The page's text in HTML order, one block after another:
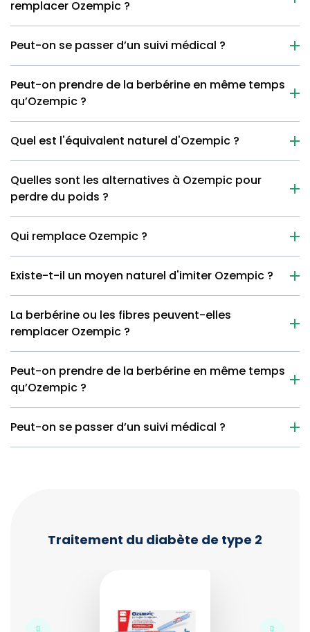
remplacer Ozempic ?
Peut-on se passer d’un suivi médical ?
Peut-on prendre de la berbérine en même temps
qu’Ozempic ?
Quel est l'équivalent naturel d'Ozempic ?
Quelles sont les alternatives à Ozempic pour
perdre du poids ?
Qui remplace Ozempic ?
Existe-t-il un moyen naturel d'imiter Ozempic ?
La berbérine ou les fibres peuvent-elles
remplacer Ozempic ?
Peut-on prendre de la berbérine en même temps
qu’Ozempic ?
Peut-on se passer d’un suivi médical ?
Traitement du diabète de type 2